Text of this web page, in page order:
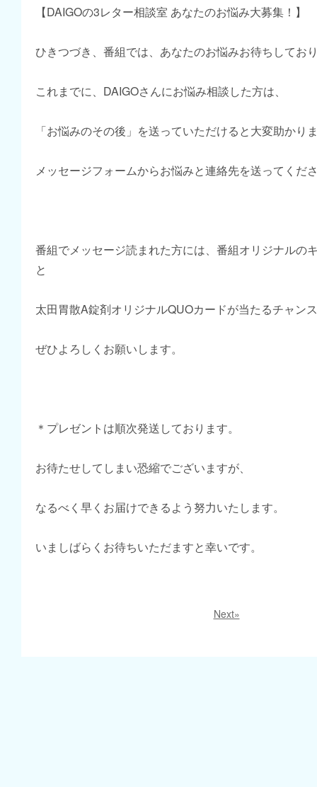
【DAIGOの3レター相談室 あなたのお悩み大募集！】
ひきつづき、番組では、あなたのお悩みお待ちしてお
これまでに、DAIGOさんにお悩み相談した方は、
「お悩みのその後」を送っていただけると大変助かり
メッセージフォームからお悩みと連絡先を送ってくだ
番組でメッセージ読まれた方には、番組オリジナルの
と
太田胃散A錠剤オリジナルQUOカードが当たるチャン
ぜひよろしくお願いします。
＊プレゼントは順次発送しております。
お待たせしてしまい恐縮でございますが、
なるべく早くお届けできるよう努力いたします。
いましばらくお待ちいただますと幸いです。
Next»